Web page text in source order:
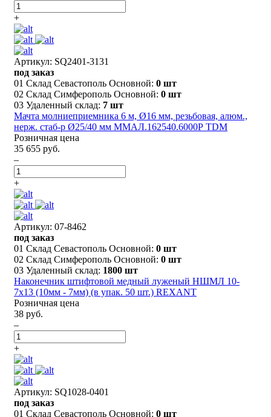
+
Артикул: SQ2401-3131
под заказ
01 Склад Севастополь Основной: 0 шт
02 Склад Симферополь Основной: 0 шт
03 Удаленный склад: 7 шт
Мачта молниеприемника 6 м, Ø16 мм, резьбовая, алюм.,
нерж. стаб-р Ø25/40 мм ММАЛ.162540.6000Р TDM
Розничная цена
35 655 руб.
–
+
Артикул: 07-8462
под заказ
01 Склад Севастополь Основной: 0 шт
02 Склад Симферополь Основной: 0 шт
03 Удаленный склад: 1800 шт
Наконечник штифтовой медный луженый НШМЛ 10-
7х13 (10мм - 7мм) (в упак. 50 шт.) REXANT
Розничная цена
38 руб.
–
+
Артикул: SQ1028-0401
под заказ
01 Склад Севастополь Основной: 0 шт